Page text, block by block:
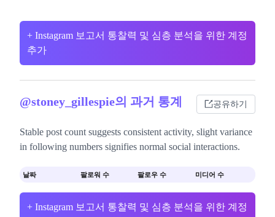
+ Instagram 보고서 통찰력 및 심층 분석을 위한 계정
추가
@stoney_gillespie의 과거 통계 공유하기
Stable post count suggests consistent activity, slight variance
in following numbers signifies normal social interactions.
날짜 팔로워 수 팔로우 수 미디어 수
+ Instagram 보고서 통찰력 및 심층 분석을 위한 계정